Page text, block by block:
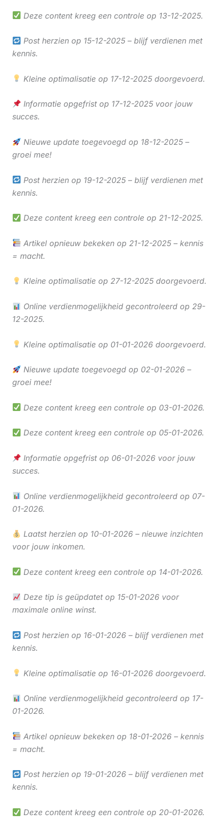
Deze content kreeg een controle op 13-12-2025.
Post herzien op 15-12-2025 – blijf verdienen met
kennis.
Kleine optimalisatie op 17-12-2025 doorgevoerd.
Informatie opgefrist op 17-12-2025 voor jouw
succes.
Nieuwe update toegevoegd op 18-12-2025 –
groei mee!
Post herzien op 19-12-2025 – blijf verdienen met
kennis.
Deze content kreeg een controle op 21-12-2025.
Artikel opnieuw bekeken op 21-12-2025 – kennis
= macht.
Kleine optimalisatie op 27-12-2025 doorgevoerd.
Online verdienmogelijkheid gecontroleerd op 29-
12-2025.
Kleine optimalisatie op 01-01-2026 doorgevoerd.
Nieuwe update toegevoegd op 02-01-2026 –
groei mee!
Deze content kreeg een controle op 03-01-2026.
Deze content kreeg een controle op 05-01-2026.
Informatie opgefrist op 06-01-2026 voor jouw
succes.
Online verdienmogelijkheid gecontroleerd op 07-
01-2026.
Laatst herzien op 10-01-2026 – nieuwe inzichten
voor jouw inkomen.
Deze content kreeg een controle op 14-01-2026.
Deze tip is geüpdatet op 15-01-2026 voor
maximale online winst.
Post herzien op 16-01-2026 – blijf verdienen met
kennis.
Kleine optimalisatie op 16-01-2026 doorgevoerd.
Online verdienmogelijkheid gecontroleerd op 17-
01-2026.
Artikel opnieuw bekeken op 18-01-2026 – kennis
= macht.
Post herzien op 19-01-2026 – blijf verdienen met
kennis.
Deze content kreeg een controle op 20-01-2026.